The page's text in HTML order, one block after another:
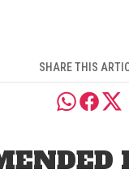
SHARE THIS